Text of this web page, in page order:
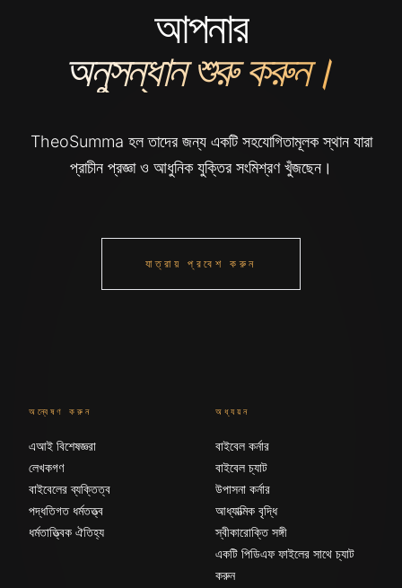
আপনার
অনুসন্ধান শুরু করুন।
TheoSumma হল তাদের জন্য একটি সহযোগিতামূলক স্থান যারা
প্রাচীন প্রজ্ঞা ও আধুনিক যুক্তির সংমিশ্রণ খুঁজছেন।
যাত্রায় প্রবেশ করুন
অন্বেষণ করুন
এআই বিশেষজ্ঞরা
লেখকগণ
বাইবেলের ব্যক্তিত্ব
পদ্ধতিগত ধর্মতত্ত্ব
ধর্মতাত্ত্বিক ঐতিহ্য
অধ্যয়ন
বাইবেল কর্নার
বাইবেল চ্যাট
উপাসনা কর্নার
আধ্যাত্মিক বৃদ্ধি
স্বীকারোক্তি সঙ্গী
একটি পিডিএফ ফাইলের সাথে চ্যাট
করুন